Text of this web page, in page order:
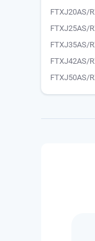
FTXJ20AS/
FTXJ25AS/
FTXJ35AS/
FTXJ42AS/
FTXJ50AS/